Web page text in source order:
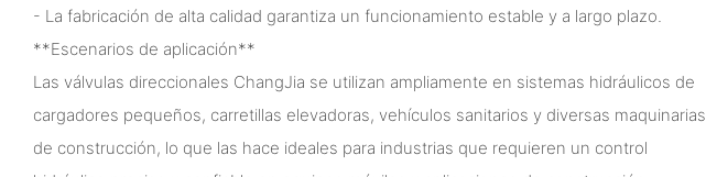
- La fabricación de alta calidad garantiza un funcionamiento estable y a largo plazo.
**Escenarios de aplicación**
Las válvulas direccionales ChangJia se utilizan ampliamente en sistemas hidráulicos de
cargadores pequeños, carretillas elevadoras, vehículos sanitarios y diversas maquinarias
de construcción, lo que las hace ideales para industrias que requieren un control